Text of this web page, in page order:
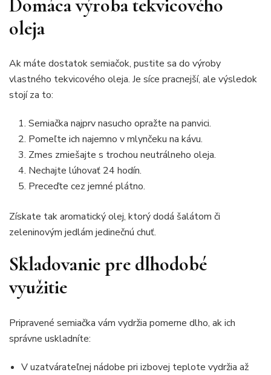
Domáca výroba tekvicového
oleja
Ak máte dostatok semiačok, pustite sa do výroby
vlastného tekvicového oleja. Je síce pracnejší, ale výsledok
stojí za to:
Semiačka najprv nasucho opražte na panvici.
Pomeľte ich najemno v mlynčeku na kávu.
Zmes zmiešajte s trochou neutrálneho oleja.
Nechajte lúhovať 24 hodín.
Preceďte cez jemné plátno.
Získate tak aromatický olej, ktorý dodá šalátom či
zeleninovým jedlám jedinečnú chuť.
Skladovanie pre dlhodobé
využitie
Pripravené semiačka vám vydržia pomerne dlho, ak ich
správne uskladníte:
V uzatvárateľnej nádobe pri izbovej teplote vydržia až